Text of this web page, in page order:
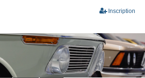
Inscription